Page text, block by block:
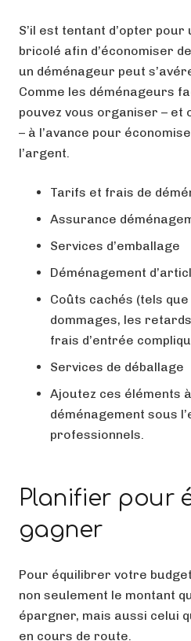
S’il est tentant d’opter pour
bricolé afin d’économiser
un déménageur peut
Comme les déménageurs
pouvez vous organiser –
– à l’avance pour
l’argent.
Tarifs et frais de
Assurance
Services d’emballage
Déménagement
Coûts cachés (tels
dommages, les
frais d’entrée
Services de déballage
Ajoutez ces éléments
déménagement sous
professionnels.
Planifier pour
gagner
Pour équilibrer votre
non seulement le montant
épargner, mais aussi celui
en cours de route.